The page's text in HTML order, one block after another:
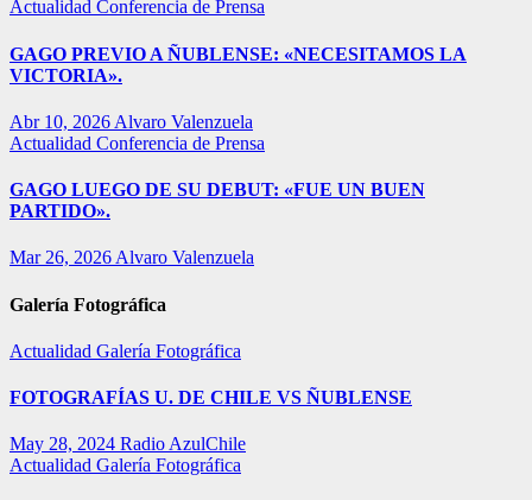
Actualidad Conferencia de Prensa
GAGO PREVIO A ÑUBLENSE: «NECESITAMOS LA
VICTORIA».
Abr 10, 2026 Alvaro Valenzuela
Actualidad Conferencia de Prensa
GAGO LUEGO DE SU DEBUT: «FUE UN BUEN
PARTIDO».
Mar 26, 2026 Alvaro Valenzuela
Galería Fotográfica
Actualidad Galería Fotográfica
FOTOGRAFÍAS U. DE CHILE VS ÑUBLENSE
May 28, 2024 Radio AzulChile
Actualidad Galería Fotográfica